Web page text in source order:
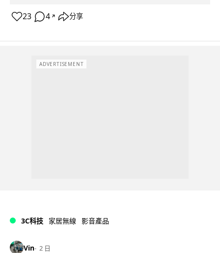
23 4 ↗ 分享
ADVERTISEMENT
3C科技 家居無線 影音產品
Vin 2 日